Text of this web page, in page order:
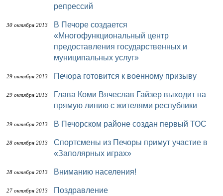
репрессий
30 октября 2013
В Печоре создается
«Многофункциональный центр
предоставления государственных и
муниципальных услуг»
29 октября 2013 Печора готовится к военному призыву
29 октября 2013
Глава Коми Вячеслав Гайзер выходит на
прямую линию с жителями республики
29 октября 2013 В Печорском районе создан первый ТОС
28 октября 2013
Спортсмены из Печоры примут участие в
«Заполярных играх»
28 октября 2013 Вниманию населения!
27 октября 2013 Поздравление